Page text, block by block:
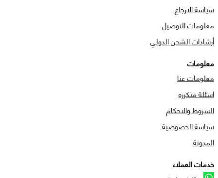
سياسة الارجاع
معلومات التوصيل
أرشادات الشحن الدولي
معلومات
معلومات عنا
اسئلة متكرره
الشروط والاحكام
سياسة الخصوصية
المدونة
خدمات العملاء